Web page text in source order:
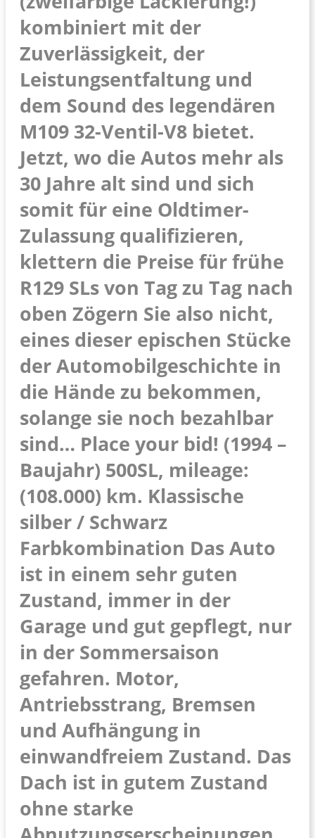
kombiniert mit der
Zuverlässigkeit, der
Leistungsentfaltung und
dem Sound des legendären
M109 32-Ventil-V8 bietet.
Jetzt, wo die Autos mehr als
30 Jahre alt sind und sich
somit für eine Oldtimer-
Zulassung qualifizieren,
klettern die Preise für frühe
R129 SLs von Tag zu Tag nach
oben Zögern Sie also nicht,
eines dieser epischen Stücke
der Automobilgeschichte in
die Hände zu bekommen,
solange sie noch bezahlbar
sind… Place your bid! (1994 –
Baujahr) 500SL, mileage:
(108.000) km. Klassische
silber / Schwarz
Farbkombination Das Auto
ist in einem sehr guten
Zustand, immer in der
Garage und gut gepflegt, nur
in der Sommersaison
gefahren. Motor,
Antriebsstrang, Bremsen
und Aufhängung in
einwandfreiem Zustand. Das
Dach ist in gutem Zustand
ohne starke